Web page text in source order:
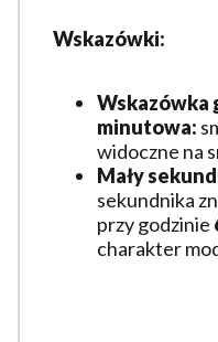
Wskazówki:
Wskazówka
minutowa:
widoczne na
Mały
sekundnika
przy godzinie
charakter